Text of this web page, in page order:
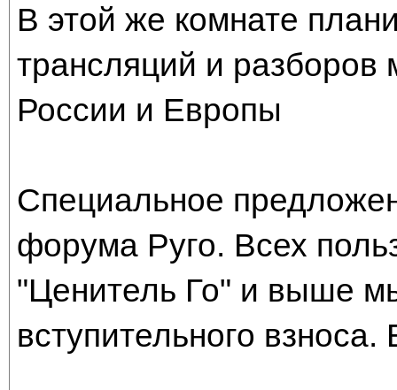
В этой же комнате
трансляций и разборов
России и Европы
Специальное
форума Руго. Всех
"Ценитель Го" и выше
вступительного